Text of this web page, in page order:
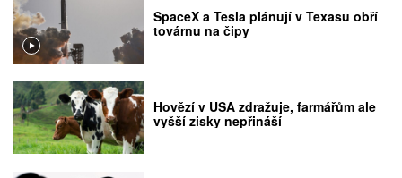
SpaceX a Tesla plánují v Texasu obří
továrnu na čipy
Hovězí v USA zdražuje, farmářům ale
vyšší zisky nepřináší